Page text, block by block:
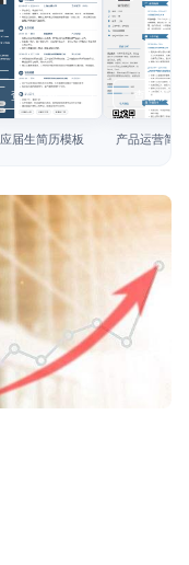
查看模板
应届生简历模板
查看模板
产品运营简